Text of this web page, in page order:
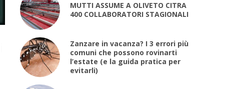
MUTTI ASSUME A OLIVETO CITRA
400 COLLABORATORI STAGIONALI
Zanzare in vacanza? I 3 errori più
comuni che possono rovinarti
l’estate (e la guida pratica per
evitarli)